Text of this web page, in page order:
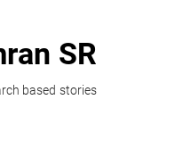
SR
based stories